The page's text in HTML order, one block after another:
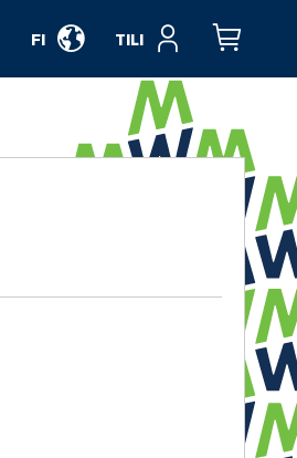
TILI Ostoskori
FI